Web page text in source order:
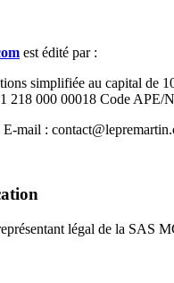
est édité par :
simplifiée au capital de
218 000 00018 Code APE/
mail :
légal de la SAS